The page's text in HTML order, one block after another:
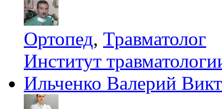
Ортопед, Травматолог
Институт
Ильченко Валерий